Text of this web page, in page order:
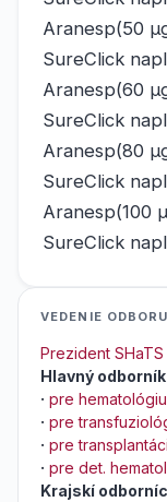
Aranesp(50
SureClick
Aranesp(60
SureClick
Aranesp(80
SureClick
Aranesp(100
SureClick
VEDENIE ODBORU
Prezident SHaTS
Hlavný odborník
· pre hematológiu
· pre
· pre
· pre det.
Krajskí